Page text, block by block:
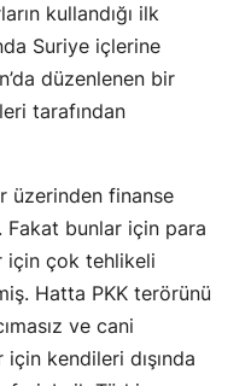
kullandığı ilk
Suriye içlerine
düzenlenen bir
tarafından
üzerinden finanse
Fakat bunlar için para
için çok tehlikeli
Hatta PKK terörünü
ve cani
kendileri dışında